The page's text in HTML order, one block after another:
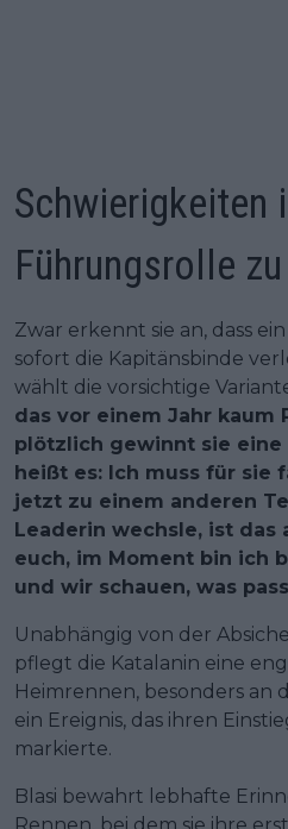
Schwierigkeiten
Führungsrolle
Zwar erkennt sie an, dass
sofort die Kapitänsbinde
wählt die vorsichtige
das vor einem Jahr kaum
plötzlich gewinnt sie eine
heißt es: Ich muss für sie
jetzt zu einem anderen
Leaderin wechsle, ist das
euch, im Moment bin ich
und wir schauen, was
Unabhängig von der
pflegt die Katalanin eine
Heimrennen, besonders an
ein Ereignis, das ihren
markierte.
Blasi bewahrt lebhafte
Rennen, bei dem sie ihre